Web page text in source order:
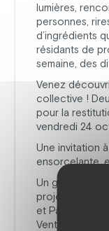
lumières,
personnes,
d’ingrédients
résidants de
semaine, des
Venez
collective !
pour la
vendredi 24
Une invitation
ensorcelante,
Un grand
projet, parmi
et Pays d’Art
Ventadour font